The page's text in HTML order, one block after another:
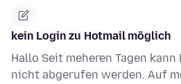
kein Login zu Hotmail möglich
Hallo Seit meheren Tagen
nicht abgerufen werden. Auf